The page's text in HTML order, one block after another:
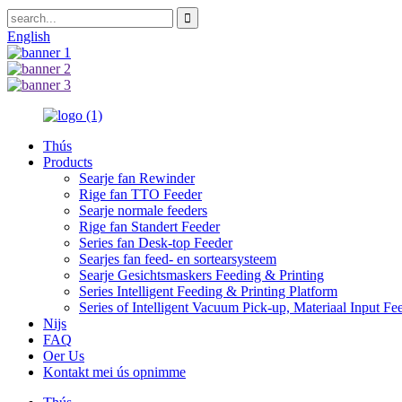
English
Thús
Products
Searje fan Rewinder
Rige fan TTO Feeder
Searje normale feeders
Rige fan Standert Feeder
Series fan Desk-top Feeder
Searjes fan feed- en sortearsysteem
Searje Gesichtsmaskers Feeding & Printing
Series Intelligent Feeding & Printing Platform
Series of Intelligent Vacuum Pick-up, Materiaal Input
Nijs
FAQ
Oer Us
Kontakt mei ús opnimme